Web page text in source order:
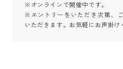
※オンラインで開催中です。
※エントリーをいただき次第、
いただきます。お気軽にお声掛け